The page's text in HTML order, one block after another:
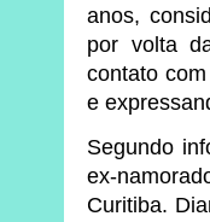
anos,
por volta
contato
e
Segundo
ex-
Curitiba.